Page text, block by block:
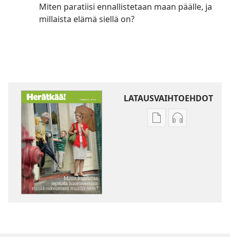
Miten paratiisi ennallistetaan maan päälle, ja
millaista elämä siellä on?
LATAUSVAIHTOEHDOT
JulkaisujenÄänitteiden